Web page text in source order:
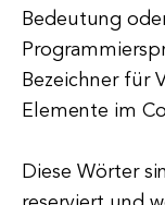
Bedeutung
Bezeichner für
Elemente im
Diese Wörter